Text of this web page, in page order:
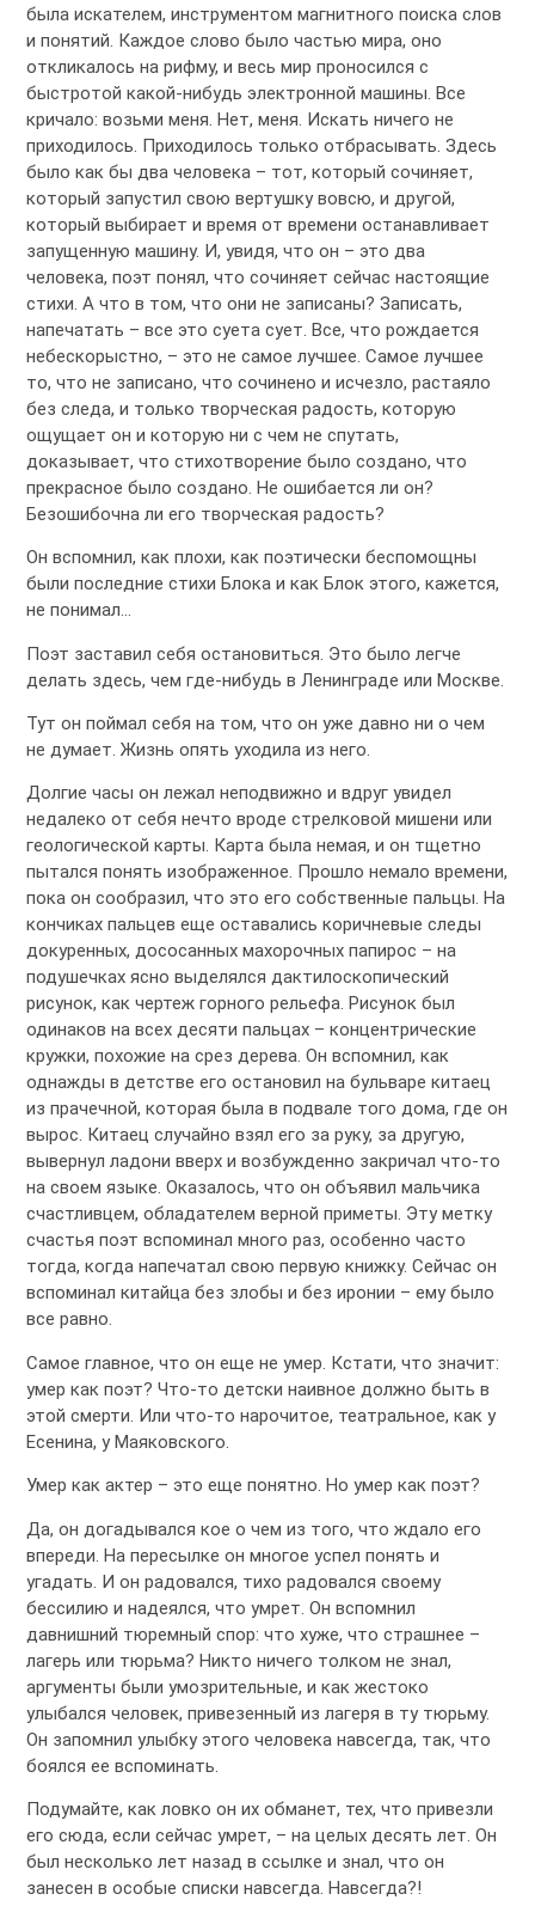
была искателем, инструментом магнитного поиска слов
и понятий. Каждое слово было частью мира, оно
откликалось на рифму, и весь мир проносился с
быстротой какой-нибудь электронной машины. Все
кричало: возьми меня. Нет, меня. Искать ничего не
приходилось. Приходилось только отбрасывать. Здесь
было как бы два человека – тот, который сочиняет,
который запустил свою вертушку вовсю, и другой,
который выбирает и время от времени останавливает
запущенную машину. И, увидя, что он – это два
человека, поэт понял, что сочиняет сейчас настоящие
стихи. А что в том, что они не записаны? Записать,
напечатать – все это суета сует. Все, что рождается
небескорыстно, – это не самое лучшее. Самое лучшее
то, что не записано, что сочинено и исчезло, растаяло
без следа, и только творческая радость, которую
ощущает он и которую ни с чем не спутать,
доказывает, что стихотворение было создано, что
прекрасное было создано. Не ошибается ли он?
Безошибочна ли его творческая радость?
Он вспомнил, как плохи, как поэтически беспомощны
были последние стихи Блока и как Блок этого, кажется,
не понимал…
Поэт заставил себя остановиться. Это было легче
делать здесь, чем где-нибудь в Ленинграде или Москве.
Тут он поймал себя на том, что он уже давно ни о чем
не думает. Жизнь опять уходила из него.
Долгие часы он лежал неподвижно и вдруг увидел
недалеко от себя нечто вроде стрелковой мишени или
геологической карты. Карта была немая, и он тщетно
пытался понять изображенное. Прошло немало времени,
пока он сообразил, что это его собственные пальцы. На
кончиках пальцев еще оставались коричневые следы
докуренных, дососанных махорочных папирос – на
подушечках ясно выделялся дактилоскопический
рисунок, как чертеж горного рельефа. Рисунок был
одинаков на всех десяти пальцах – концентрические
кружки, похожие на срез дерева. Он вспомнил, как
однажды в детстве его остановил на бульваре китаец
из прачечной, которая была в подвале того дома, где он
вырос. Китаец случайно взял его за руку, за другую,
вывернул ладони вверх и возбужденно закричал что-то
на своем языке. Оказалось, что он объявил мальчика
счастливцем, обладателем верной приметы. Эту метку
счастья поэт вспоминал много раз, особенно часто
тогда, когда напечатал свою первую книжку. Сейчас он
вспоминал китайца без злобы и без иронии – ему было
все равно.
Самое главное, что он еще не умер. Кстати, что значит:
умер как поэт? Что-то детски наивное должно быть в
этой смерти. Или что-то нарочитое, театральное, как у
Есенина, у Маяковского.
Умер как актер – это еще понятно. Но умер как поэт?
Да, он догадывался кое о чем из того, что ждало его
впереди. На пересылке он многое успел понять и
угадать. И он радовался, тихо радовался своему
бессилию и надеялся, что умрет. Он вспомнил
давнишний тюремный спор: что хуже, что страшнее –
лагерь или тюрьма? Никто ничего толком не знал,
аргументы были умозрительные, и как жестоко
улыбался человек, привезенный из лагеря в ту тюрьму.
Он запомнил улыбку этого человека навсегда, так, что
боялся ее вспоминать.
Подумайте, как ловко он их обманет, тех, что привезли
его сюда, если сейчас умрет, – на целых десять лет. Он
был несколько лет назад в ссылке и знал, что он
занесен в особые списки навсегда. Навсегда?!